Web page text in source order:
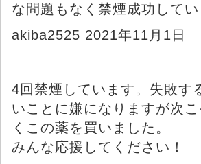
な問題もなく禁煙成功してい
akiba2525 2021年11月1日
4回禁煙しています。失敗す
いことに嫌になりますが次
くこの薬を買いました。
みんな応援してください！